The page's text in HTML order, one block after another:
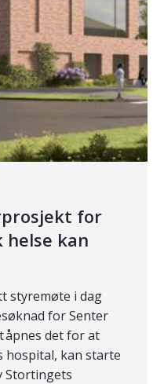
for
helse kan
styremøte i dag
for Senter
åpnes det for at
hospital, kan starte
Stortingets